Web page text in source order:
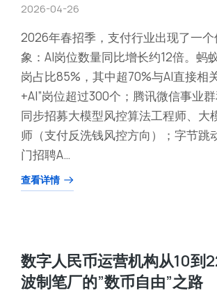
2026-04-26
2026年春招季，支付行业出现了一
象：AI岗位数量同比增长约12倍。蚂
岗占比85%，其中超70%与AI直接相
+AI”岗位超过300个；腾讯微信事业
同步招募大模型风控算法工程师、大
师（支付反洗钱风控方向）；字节跳
门招聘A…
查看详情
数字人民币运营机构从10到
波制笔厂的”数币自由”之路